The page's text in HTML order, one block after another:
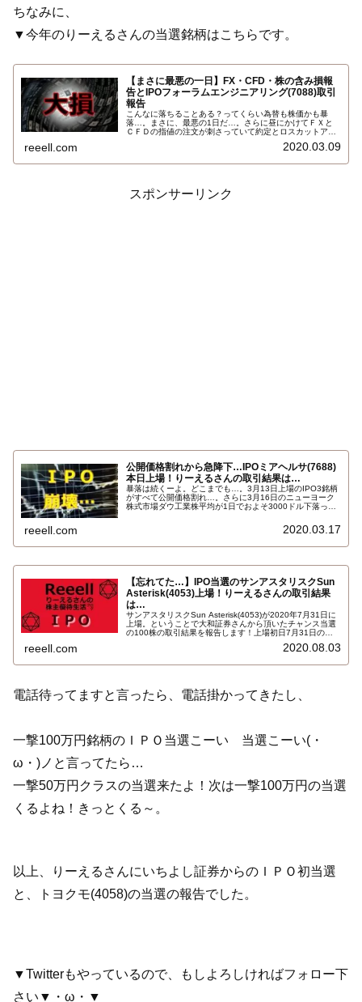
ちなみに、
▼今年のりーえるさんの当選銘柄はこちらです。
【まさに最悪の一日】FX・CFD・株の含み損報
告とIPOフォーラムエンジニアリング(7088)取引
報告
こんなに落ちることある？ってくらい為替も株価かも暴
落…。まさに、最悪の1日だ…。さらに昼にかけてＦＸと
ＣＦＤの指値の注文が刺さっていて約定とロスカットアラ
来の気分の悪いナチュラルハイ状態になりました。含み損
reeell.com 2020.03.09
スポンサーリンク
公開価格割れから急降下…IPOミアヘルサ(7688)
本日上場！りーえるさんの取引結果は…
暴落は続くーよ。どこまでも…。3月13日上場のIPO3銘柄
がすべて公開価格割れ…。さらに3月16日のニューヨーク
株式市場ダウ工業株平均が1日でおよそ3000ドル下落っ
る。ということで上場したIPOミアヘルサ（7688）の取引
reeell.com 2020.03.17
【忘れてた…】IPO当選のサンアスタリスクSun
Asterisk(4053)上場！りーえるさんの取引結果
は…
サンアスタリスクSun Asterisk(4053)が2020年7月31日に
上場。ということで大和証券さんから頂いたチャンス当選
の100株の取引結果を報告します！上場初日7月31日のサ
値1,151円、終値1,509円。りーえるさんの取引結果は…
reeell.com 2020.08.03
電話待ってますと言ったら、電話掛かってきたし、
一撃100万円銘柄のＩＰＯ当選こーい 当選こーい(・
ω・)ノと言ってたら…
一撃50万円クラスの当選来たよ！次は一撃100万円の当選
くるよね！きっとくる～。
以上、りーえるさんにいちよし証券からのＩＰＯ初当選
と、トヨクモ(4058)の当選の報告でした。
▼Twitterもやっているので、もしよろしければフォロー下
さい▼・ω・▼